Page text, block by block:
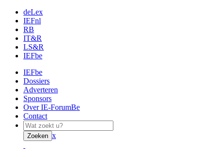
deLex
IEFnl
RB
IT&R
LS&R
IEFbe
IEFbe
Dossiers
Adverteren
Sponsors
Over IE-ForumBe
Contact
Zoeken x